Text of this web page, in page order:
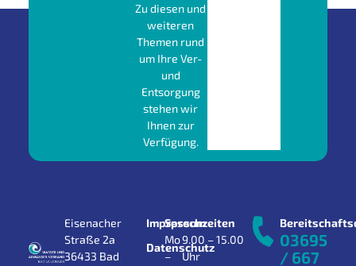
Zu diesen und
weiteren
Themen rund
um Ihre Ver-
und
Entsorgung
stehen wir
Ihnen zur
Verfügung.
Eisenacher
Straße 2a
36433 Bad
Impressum
Datenschutz
Sprechzeiten
Mo
–
9.00 – 15.00
Uhr
03695
/ 667